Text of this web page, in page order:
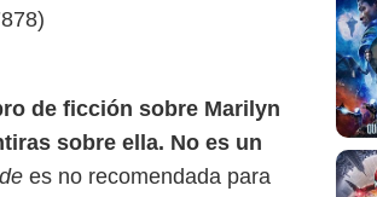
de ficción sobre Marilyn
sobre ella. No es un
es no recomendada para